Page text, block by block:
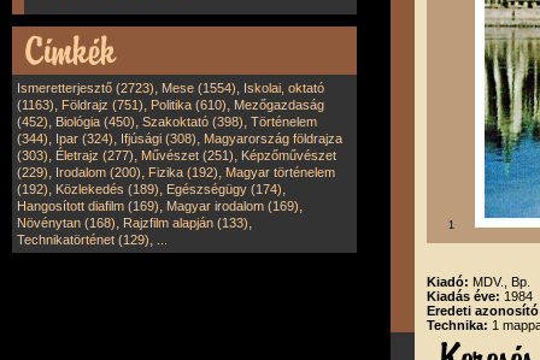
Ismeretterjesztő (2723), Mese (1554), Iskolai, oktató
(1163), Földrajz (751), Politika (610), Mezőgazdaság
(452), Biológia (450), Szakoktató (398), Történelem
(344), Ipar (324), Ifjúsági (308), Magyarország földrajza
(303), Életrajz (277), Művészet (251), Képzőművészet
(229), Irodalom (200), Fizika (192), Magyar történelem
(192), Közlekedés (189), Egészségügy (174),
Hangosított diafilm (169), Magyar irodalom (169),
Növénytan (168), Rajzfilm alapján (133),
Technikatörténet (129),
1
Kiadó: MDV., Bp.
Kiadás éve: 1984
Eredeti
Technika: 1